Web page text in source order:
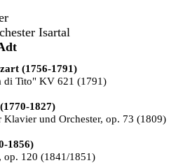
Isartal
(1756-1791)
di Tito" KV 621 (1791)
1827)
und Orchester, op. 73 (1809)
1856)
op. 120 (1841/1851)